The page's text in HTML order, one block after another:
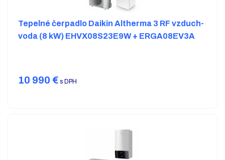
Tepelné čerpadlo Daikin Altherma 3 RF vzduch-
voda (8 kW) EHVX08S23E9W + ERGA08EV3A
10 990 € s DPH